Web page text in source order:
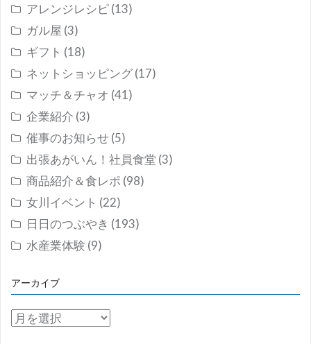
アレンジレシピ(13)
ガル屋 (3)
ギフト (18)
ネットショッピング(17)
マッチ＆チャオ (41)
企業紹介 (3)
催事のお知らせ(5)
出張あがいん！社員食堂 (3)
商品紹介＆食レポ (98)
女川イベント (22)
日日のつぶやき (193)
水産業体験 (9)
アーカイブ
ア